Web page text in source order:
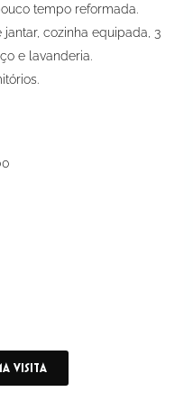
tempo reformada.
cozinha equipada, 3
e lavanderia.
VISITA